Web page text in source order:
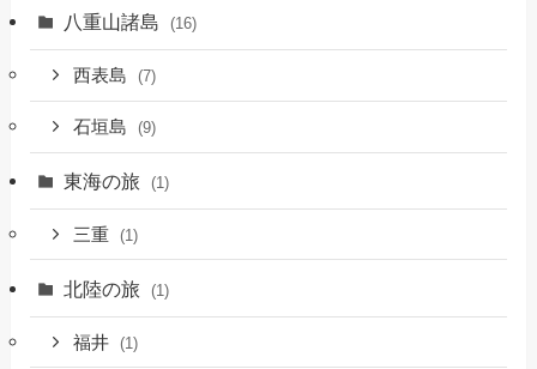
八重山諸島 (16)
西表島 (7)
石垣島 (9)
東海の旅 (1)
三重 (1)
北陸の旅 (1)
福井 (1)